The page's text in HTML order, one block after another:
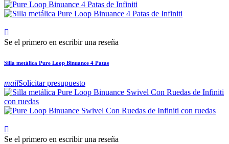

Se el primero en escribir una reseña
Silla metálica Pure Loop Binuance 4 Patas
mailSolicitar presupuesto

Se el primero en escribir una reseña